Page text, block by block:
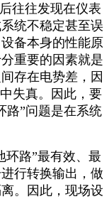
往往发现在仪表
统不稳定甚至误
备本身的性能原
重要的因素就是
存在电势差，因
失真。因此，要
路”问题是在系统
路”最有效、最
行转换输出，做
。因此，现场设